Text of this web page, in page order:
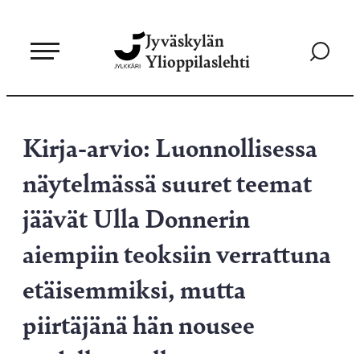
sisältöön
Jyväskylän
Ylioppilaslehti
Siirry
Kirja-arvio: Luonnollisessa
näytelmässä suuret teemat
jäävät Ulla Donnerin
aiempiin teoksiin verrattuna
etäisemmiksi, mutta
piirtäjänä hän nousee